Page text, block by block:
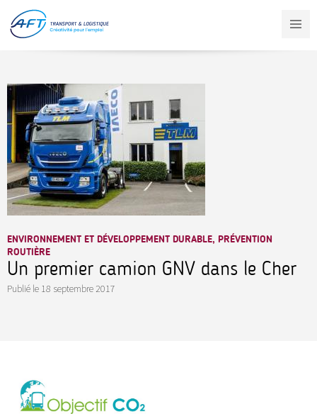
contenu
principal
ENVIRONNEMENT ET DÉVELOPPEMENT DURABLE, PRÉVENTION
ROUTIÈRE
Un premier camion GNV dans le Cher
Publié le 18 septembre 2017